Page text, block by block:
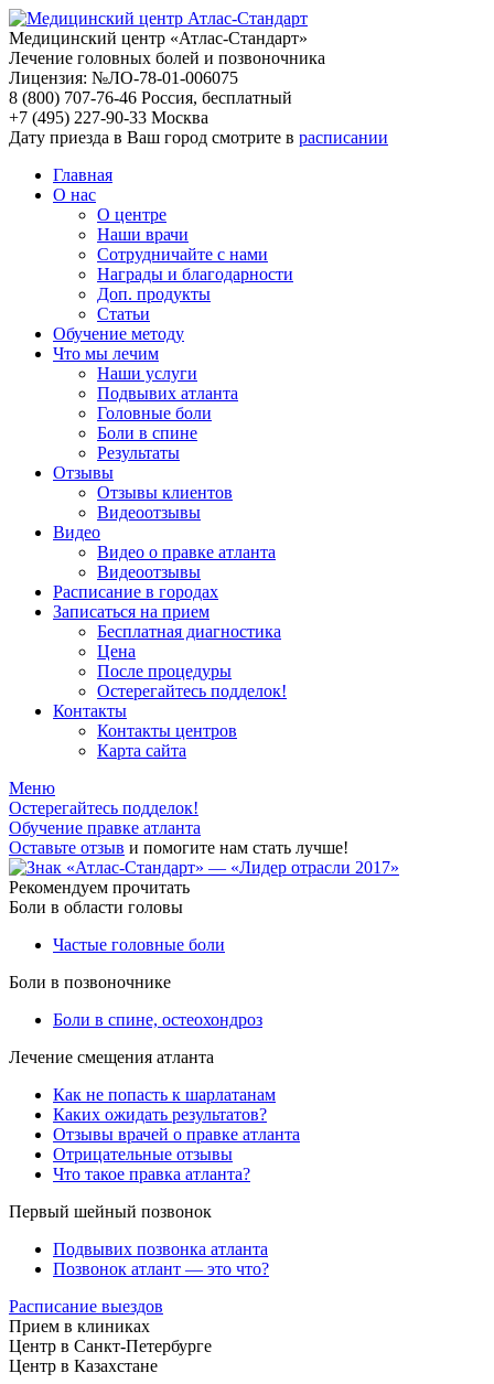
Медицинский центр «Атлас-Стандарт»
Лечение головных болей и позвоночника
Лицензия: №ЛО-78-01-006075
8 (800) 707-76-46 Россия, бесплатный
+7 (495) 227-90-33 Москва
Дату приезда в Ваш город смотрите в расписании
Главная
О нас
О центре
Наши врачи
Сотрудничайте с нами
Награды и благодарности
Доп. продукты
Статьи
Обучение методу
Что мы лечим
Наши услуги
Подвывих атланта
Головные боли
Боли в спине
Результаты
Отзывы
Отзывы клиентов
Видеоотзывы
Видео
Видео о правке атланта
Видеоотзывы
Расписание в городах
Записаться на прием
Бесплатная диагностика
Цена
После процедуры
Остерегайтесь подделок!
Контакты
Контакты центров
Карта сайта
Меню
Остерегайтесь подделок!
Обучение правке атланта
Оставьте отзыв и помогите нам стать лучше!
Рекомендуем прочитать
Боли в области головы
Частые головные боли
Боли в позвоночнике
Боли в спине, остеохондроз
Лечение смещения атланта
Как не попасть к шарлатанам
Каких ожидать результатов?
Отзывы врачей о правке атланта
Отрицательные отзывы
Что такое правка атланта?
Первый шейный позвонок
Подвывих позвонка атланта
Позвонок атлант — это что?
Расписание выездов
Прием в клиниках
Центр в Санкт-Петербурге
Центр в Казахстане